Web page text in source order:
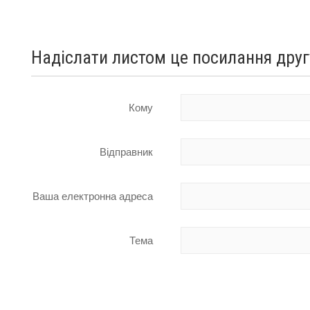
Надіслати листом це посилання
Кому
Відправник
Ваша електронна адреса
Тема